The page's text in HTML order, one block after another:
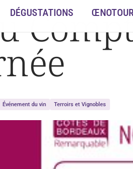
DÉGUSTATIONS
Événement du vin Terroirs et Vignobles